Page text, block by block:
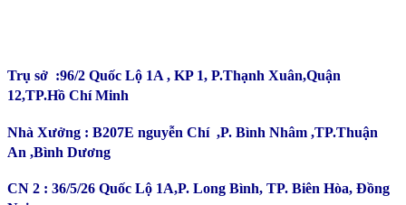
Trụ sở :96/2 Quốc Lộ 1A , KP 1, P.Thạnh Xuân,Quận
12,TP.Hồ Chí Minh
Nhà Xưởng : B207E nguyễn Chí ,P. Bình Nhâm ,TP.Thuận
An ,Bình Dương
CN 2 : 36/5/26 Quốc Lộ 1A,P. Long Bình, TP. Biên Hòa, Đồng